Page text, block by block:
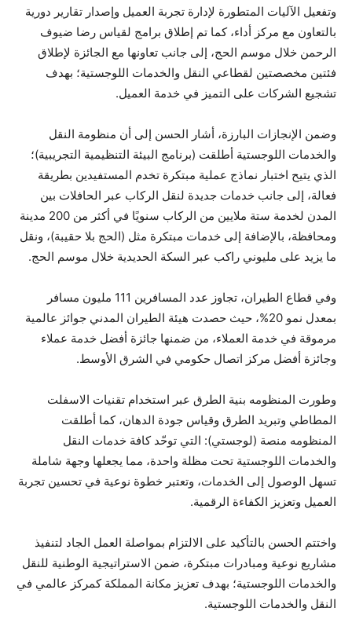
وتفعيل الآليات المتطورة لإدارة تجربة العميل وإصدار تقارير دورية
بالتعاون مع مركز أداء، كما تم إطلاق برامج لقياس رضا ضيوف
الرحمن خلال موسم الحج، إلى جانب تعاونها مع الجائزة لإطلاق
فئتين مخصصتين لقطاعي النقل والخدمات اللوجستية؛ بهدف
تشجيع الشركات على التميز في خدمة العميل.
وضمن الإنجازات البارزة، أشار الحسن إلى أن منظومة النقل
والخدمات اللوجستية أطلقت (برنامج البيئة التنظيمية التجريبية)؛
الذي يتيح اختبار نماذج عملية مبتكرة تخدم المستفيدين بطريقة
فعالة، إلى جانب خدمات جديدة لنقل الركاب عبر الحافلات بين
المدن لخدمة ستة ملايين من الركاب سنويًا في أكثر من 200 مدينة
ومحافظة، بالإضافة إلى خدمات مبتكرة مثل (الحج بلا حقيبة)، ونقل
ما يزيد على مليوني راكب عبر السكة الحديدية خلال موسم الحج.
وفي قطاع الطيران، تجاوز عدد المسافرين 111 مليون مسافر
بمعدل نمو 20%، حيث حصدت هيئة الطيران المدني جوائز عالمية
مرموقة في خدمة العملاء، من ضمنها جائزة أفضل خدمة عملاء
وجائزة أفضل مركز اتصال حكومي في الشرق الأوسط.
وطورت المنظومه بنية الطرق عبر استخدام تقنيات الاسفلت
المطاطي وتبريد الطرق وقياس جودة الدهان، كما أطلقت
المنظومه منصة (لوجستي): التي توحّد كافة خدمات النقل
والخدمات اللوجستية تحت مظلة واحدة، مما يجعلها وجهة شاملة
تسهل الوصول إلى الخدمات، وتعتبر خطوة نوعية في تحسين تجربة
العميل وتعزيز الكفاءة الرقمية.
واختتم الحسن بالتأكيد على الالتزام بمواصلة العمل الجاد لتنفيذ
مشاريع نوعية ومبادرات مبتكرة، ضمن الاستراتيجية الوطنية للنقل
والخدمات اللوجستية؛ بهدف تعزيز مكانة المملكة كمركز عالمي في
النقل والخدمات اللوجستية.